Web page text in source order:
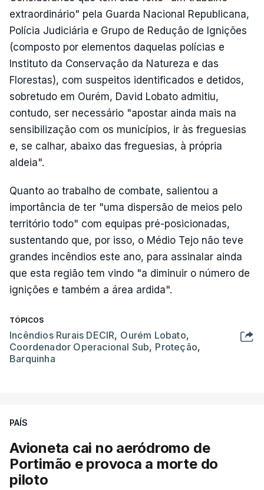
extraordinário" pela Guarda Nacional Republicana,
Polícia Judiciária e Grupo de Redução de Ignições
(composto por elementos daquelas polícias e
Instituto da Conservação da Natureza e das
Florestas), com suspeitos identificados e detidos,
sobretudo em Ourém, David Lobato admitiu,
contudo, ser necessário "apostar ainda mais na
sensibilização com os municípios, ir às freguesias
e, se calhar, abaixo das freguesias, à própria
aldeia".
Quanto ao trabalho de combate, salientou a
importância de ter "uma dispersão de meios pelo
território todo" com equipas pré-posicionadas,
sustentando que, por isso, o Médio Tejo não teve
grandes incêndios este ano, para assinalar ainda
que esta região tem vindo "a diminuir o número de
ignições e também a área ardida".
TÓPICOS
Incêndios Rurais DECIR, Ourém Lobato,
Coordenador Operacional Sub, Proteção,
Barquinha
PAÍS
Avioneta cai no aeródromo de
Portimão e provoca a morte do
piloto